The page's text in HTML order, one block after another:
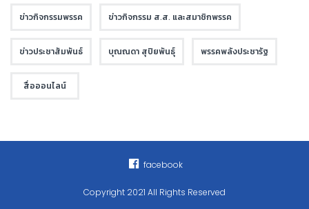
ข่าวกิจกรรมพรรค ข่าวกิจกรรม ส.ส. และสมาชิกพรรค
ข่าวประชาสัมพันธ์ บุณณดา สุปิยพันธุ์ พรรคพลังประชารัฐ
สื่อออนไลน์
facebook
Copyright 2021 All Rights Reserved